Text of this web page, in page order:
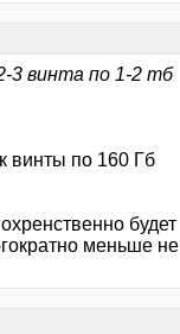
3 винта по 1-2 тб
винты по 160 Гб
будет
меньше не